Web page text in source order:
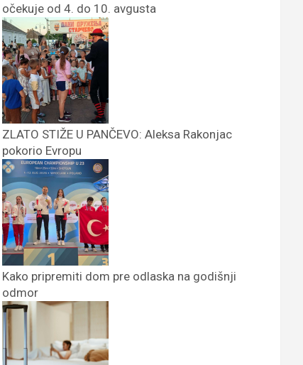
očekuje od 4. do 10. avgusta
ZLATO STIŽE U PANČEVO: Aleksa Rakonjac
pokorio Evropu
Kako pripremiti dom pre odlaska na godišnji
odmor